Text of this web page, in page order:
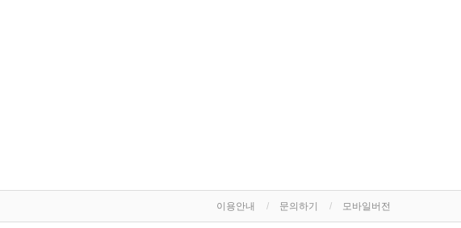
이용안내 문의하기 모바일버전